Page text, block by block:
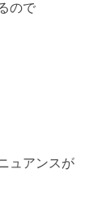
ので
ュアンスが